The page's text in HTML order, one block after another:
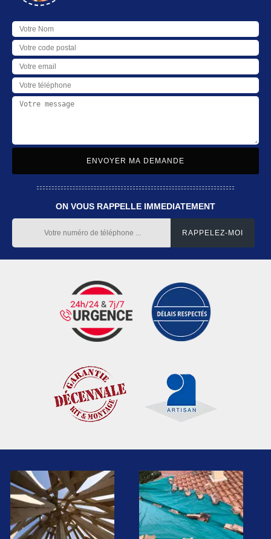
ON VOUS RAPPELLE IMMEDIATEMENT